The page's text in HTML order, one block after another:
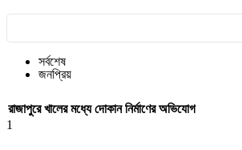
সর্বশেষ
জনপ্রিয়
রাজাপুরে খালের মধ্যে দোকান নির্মাণের অভিযোগ
1